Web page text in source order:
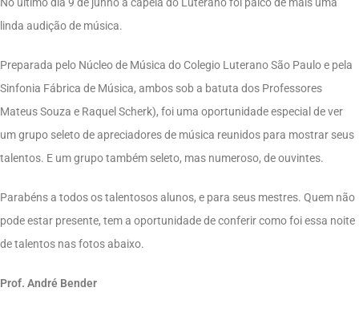
No último dia 9 de junho a capela do Luterano foi palco de mais uma
linda audição de música.
Preparada pelo Núcleo de Música do Colegio Luterano São Paulo e pela
Sinfonia Fábrica de Música, ambos sob a batuta dos Professores
Mateus Souza e Raquel Scherk), foi uma oportunidade especial de ver
um grupo seleto de apreciadores de música reunidos para mostrar seus
talentos. E um grupo também seleto, mas numeroso, de ouvintes.
Parabéns a todos os talentosos alunos, e para seus mestres. Quem não
pode estar presente, tem a oportunidade de conferir como foi essa noite
de talentos nas fotos abaixo.
Prof. André Bender